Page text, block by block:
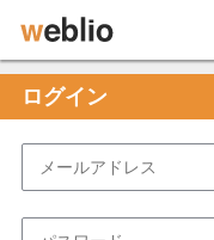
ログイン